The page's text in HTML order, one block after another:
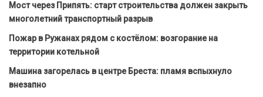
Мост через Припять: старт строительства должен закрыть
многолетний транспортный разрыв
Пожар в Ружанах рядом с костёлом: возгорание на
территории котельной
Машина загорелась в центре Бреста: пламя вспыхнуло
внезапно